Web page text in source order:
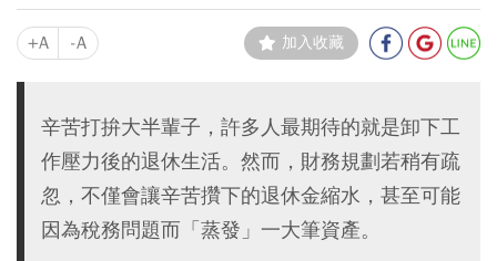
+A -A 加入收藏
辛苦打拚大半輩子，許多人最期待的就是卸下工
作壓力後的退休生活。然而，財務規劃若稍有疏
忽，不僅會讓辛苦攢下的退休金縮水，甚至可能
因為稅務問題而「蒸發」一大筆資產。